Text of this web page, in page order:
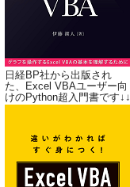
日経BP社から出版され
た、Excel VBAユーザー向
けのPython超入門書です↓↓